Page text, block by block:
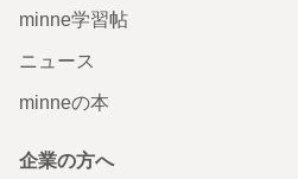
minne学習帖
ニュース
minneの本
企業の方へ